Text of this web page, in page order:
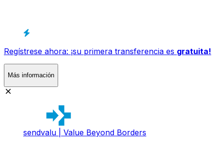
Regístrese ahora: ¡su primera transferencia es gratuita!
Más información
sendvalu | Value Beyond Borders